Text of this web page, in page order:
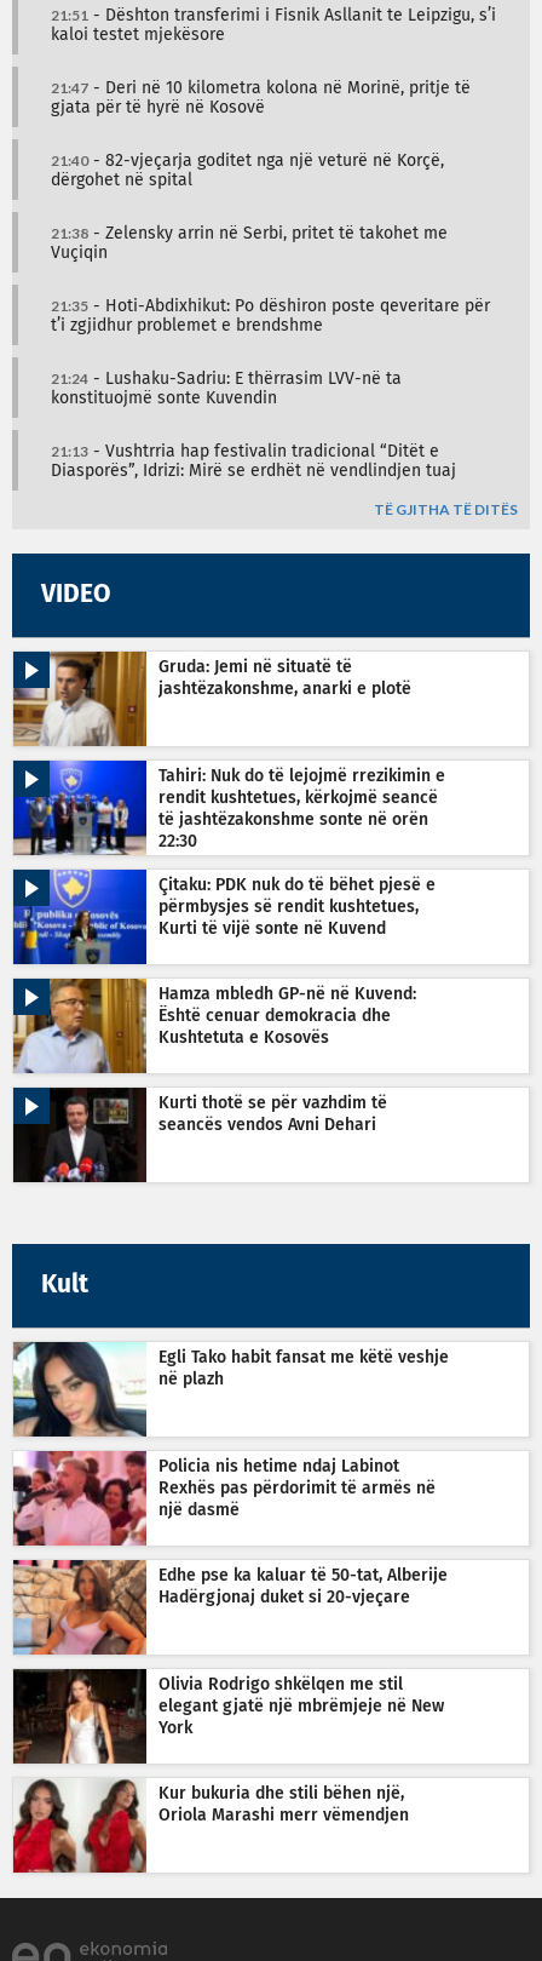
21:51 - Dështon transferimi i Fisnik Asllanit te Leipzigu, s’i
kaloi testet mjekësore
21:47 - Deri në 10 kilometra kolona në Morinë, pritje të
gjata për të hyrë në Kosovë
21:40- 82-vjeçarja goditet nga një veturë në Korçë,
dërgohet në spital
21:38 - Zelensky arrin në Serbi, pritet të takohet me
Vuçiqin
21:35 - Hoti-Abdixhikut: Po dëshiron poste qeveritare për
t’i zgjidhur problemet e brendshme
21:24 - Lushaku-Sadriu: E thërrasim LVV-në ta
konstituojmë sonte Kuvendin
21:13 - Vushtrria hap festivalin tradicional “Ditët e
Diasporës”, Idrizi: Mirë se erdhët në vendlindjen tuaj
TË GJITHA TË DITËS
VIDEO
Gruda: Jemi në situatë të
jashtëzakonshme, anarki e plotë
Tahiri: Nuk do të lejojmë rrezikimin e
rendit kushtetues, kërkojmë seancë
të jashtëzakonshme sonte në orën
22:30
Çitaku: PDK nuk do të bëhet pjesë e
përmbysjes së rendit kushtetues,
Kurti të vijë sonte në Kuvend
Hamza mbledh GP-në në Kuvend:
Është cenuar demokracia dhe
Kushtetuta e Kosovës
Kurti thotë se për vazhdim të
seancës vendos Avni Dehari
Kult
Egli Tako habit fansat me këtë veshje
në plazh
Policia nis hetime ndaj Labinot
Rexhës pas përdorimit të armës në
një dasmë
Edhe pse ka kaluar të 50-tat, Alberije
Hadërgjonaj duket si 20-vjeçare
Olivia Rodrigo shkëlqen me stil
elegant gjatë një mbrëmjeje në New
York
Kur bukuria dhe stili bëhen një,
Oriola Marashi merr vëmendjen